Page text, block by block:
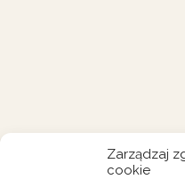
Zarządzaj
cookie